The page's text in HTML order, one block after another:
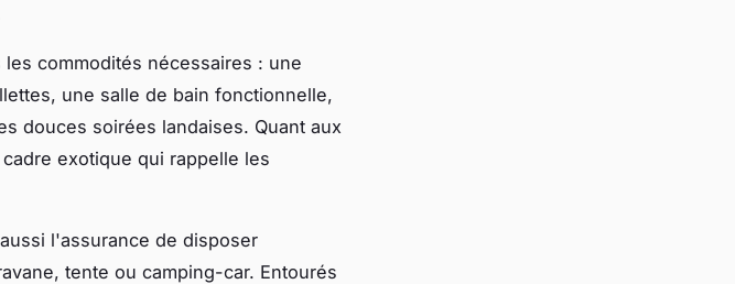
commodités nécessaires : une
une salle de bain fonctionnelle,
douces soirées landaises. Quant aux
exotique qui rappelle les
l'assurance de disposer
tente ou camping-car. Entourés